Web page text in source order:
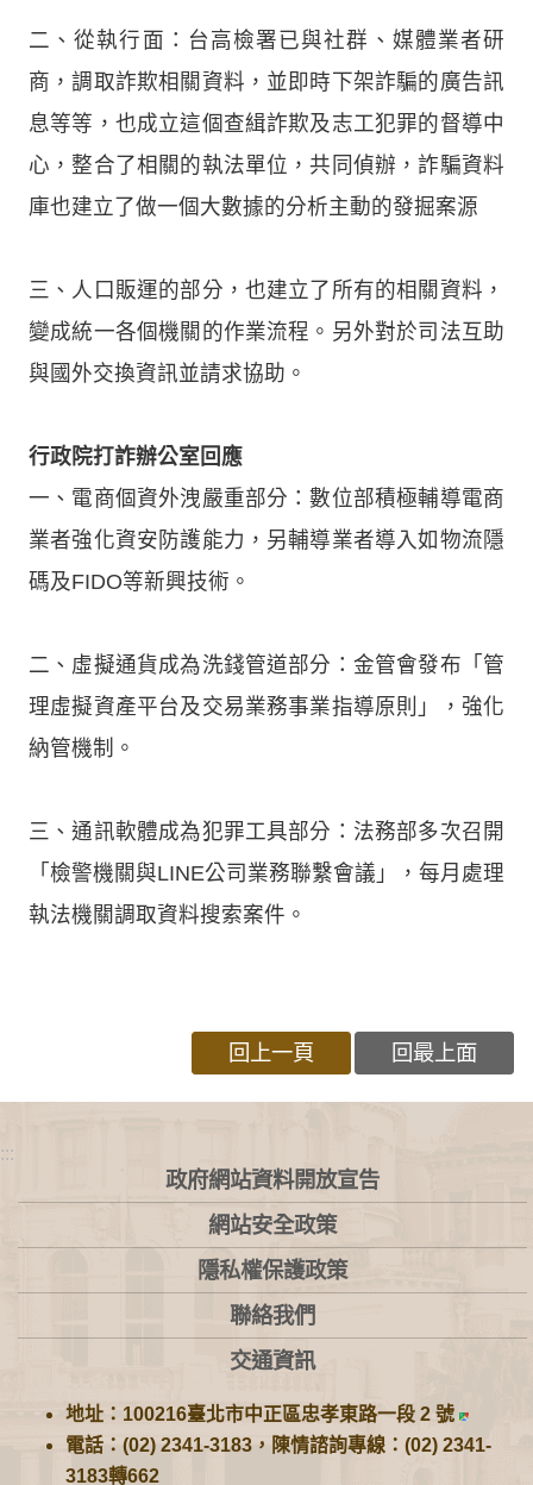
二、從執行面：台高檢署已與社群、媒體業者研
商，調取詐欺相關資料，並即時下架詐騙的廣告訊
息等等，也成立這個查緝詐欺及志工犯罪的督導中
心，整合了相關的執法單位，共同偵辦，詐騙資料
庫也建立了做一個大數據的分析主動的發掘案源
三、人口販運的部分，也建立了所有的相關資料，
變成統一各個機關的作業流程。另外對於司法互助
與國外交換資訊並請求協助。
行政院打詐辦公室回應
一、電商個資外洩嚴重部分：數位部積極輔導電商
業者強化資安防護能力，另輔導業者導入如物流隱
碼及FIDO等新興技術。
二、虛擬通貨成為洗錢管道部分：金管會發布「管
理虛擬資產平台及交易業務事業指導原則」，強化
納管機制。
三、通訊軟體成為犯罪工具部分：法務部多次召開
「檢警機關與LINE公司業務聯繫會議」，每月處理
執法機關調取資料搜索案件。
回上一頁 回最上面
:::
政府網站資料開放宣告
網站安全政策
隱私權保護政策
聯絡我們
交通資訊
地址：100216臺北市中正區忠孝東路一段 2 號
電話：(02) 2341-3183，陳情諮詢專線：(02) 2341-
3183轉662